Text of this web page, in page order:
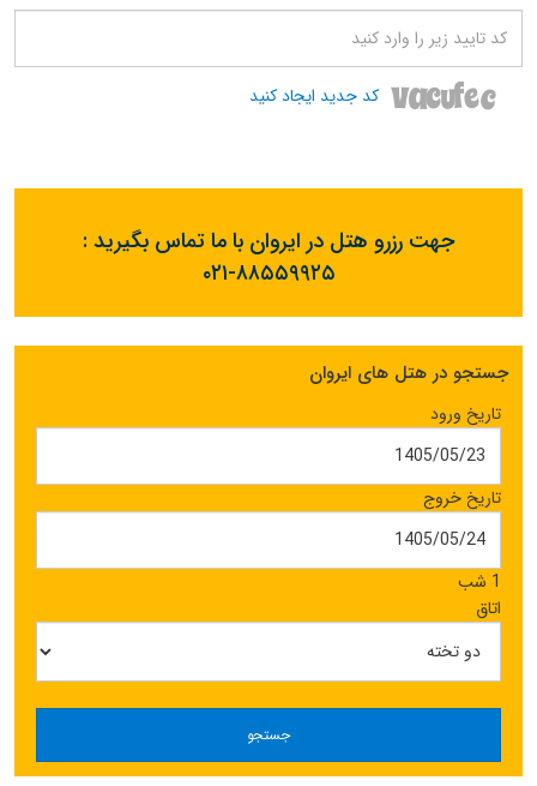
کد جدید ایجاد کنید
جهت رزرو هتل در ایروان با ما تماس بگیرید :
۰۲۱-۸۸۵۵۹۹۲۵
جستجو در هتل های ایروان
تاریخ ورود
تاریخ خروج
1 شب
اتاق
جستجو